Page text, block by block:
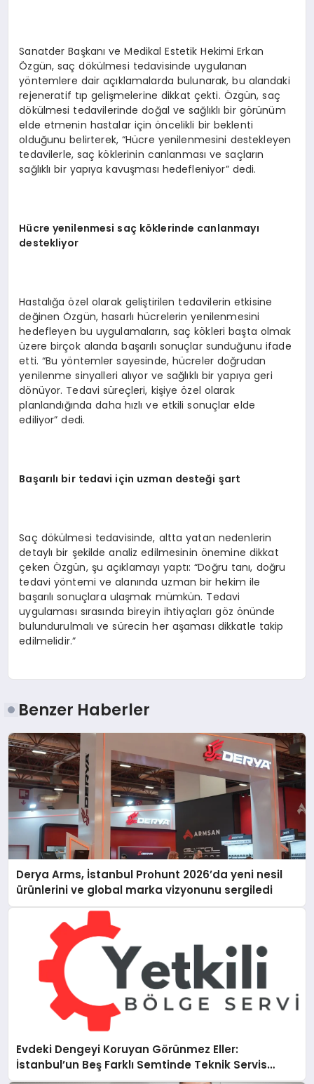
Sanatder Başkanı ve Medikal Estetik Hekimi Erkan
Özgün, saç dökülmesi tedavisinde uygulanan
yöntemlere dair açıklamalarda bulunarak, bu alandaki
rejeneratif tıp gelişmelerine dikkat çekti. Özgün, saç
dökülmesi tedavilerinde doğal ve sağlıklı bir görünüm
elde etmenin hastalar için öncelikli bir beklenti
olduğunu belirterek, “Hücre yenilenmesini destekleyen
tedavilerle, saç köklerinin canlanması ve saçların
sağlıklı bir yapıya kavuşması hedefleniyor” dedi.
Hücre yenilenmesi saç köklerinde canlanmayı
destekliyor
Hastalığa özel olarak geliştirilen tedavilerin etkisine
değinen Özgün, hasarlı hücrelerin yenilenmesini
hedefleyen bu uygulamaların, saç kökleri başta olmak
üzere birçok alanda başarılı sonuçlar sunduğunu ifade
etti. “Bu yöntemler sayesinde, hücreler doğrudan
yenilenme sinyalleri alıyor ve sağlıklı bir yapıya geri
dönüyor. Tedavi süreçleri, kişiye özel olarak
planlandığında daha hızlı ve etkili sonuçlar elde
ediliyor” dedi.
Başarılı bir tedavi için uzman desteği şart
Saç dökülmesi tedavisinde, altta yatan nedenlerin
detaylı bir şekilde analiz edilmesinin önemine dikkat
çeken Özgün, şu açıklamayı yaptı: “Doğru tanı, doğru
tedavi yöntemi ve alanında uzman bir hekim ile
başarılı sonuçlara ulaşmak mümkün. Tedavi
uygulaması sırasında bireyin ihtiyaçları göz önünde
bulundurulmalı ve sürecin her aşaması dikkatle takip
edilmelidir.”
Benzer Haberler
Derya Arms, İstanbul Prohunt 2026’da yeni nesil
ürünlerini ve global marka vizyonunu sergiledi
Evdeki Dengeyi Koruyan Görünmez Eller:
İstanbul’un Beş Farklı Semtinde Teknik Servis
Gerçeği